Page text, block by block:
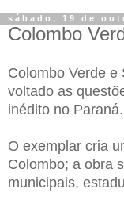
sábado, 19 de
Colombo
Colombo Verde e
voltado as
inédito no Paraná.
O exemplar cria
Colombo; a obra
municipais,